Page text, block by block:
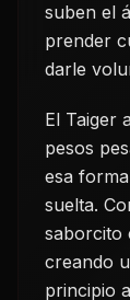
suben el
prender
darle
El Taiger
pesos
esa
suelta.
saborcito
creando
principio